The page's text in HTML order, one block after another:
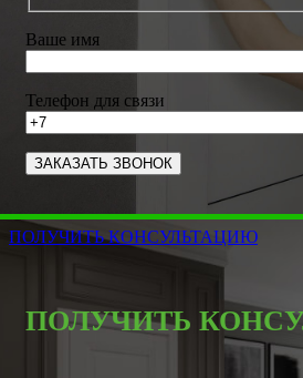
Ваше имя
Телефон для связи
ПОЛУЧИТЬ КОНСУЛЬТАЦИЮ
ПОЛУЧИТЬ